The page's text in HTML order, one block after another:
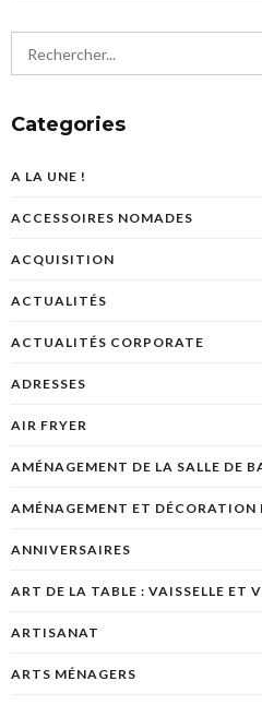
Categories
A LA UNE !
ACCESSOIRES NOMADES
ACQUISITION
ACTUALITÉS
ACTUALITÉS CORPORATE
ADRESSES
AIR FRYER
AMÉNAGEMENT DE LA SALLE DE
AMÉNAGEMENT ET DÉCORATION
ANNIVERSAIRES
ART DE LA TABLE : VAISSELLE ET
ARTISANAT
ARTS MÉNAGERS